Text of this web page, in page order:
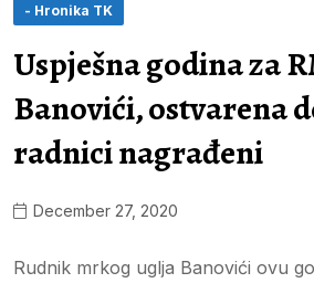
- Hronika TK
Uspješna godina za
Banovići, ostvarena
radnici nagrađeni
December 27, 2020
Rudnik mrkog uglja Banovići ovu